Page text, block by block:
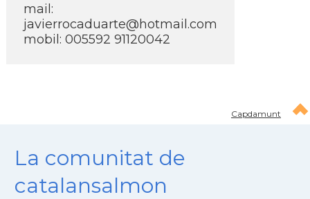
mail:
javierrocaduarte@hotmail.com
mobil: 005592 91120042
Capdamunt
La comunitat de
catalansalmon